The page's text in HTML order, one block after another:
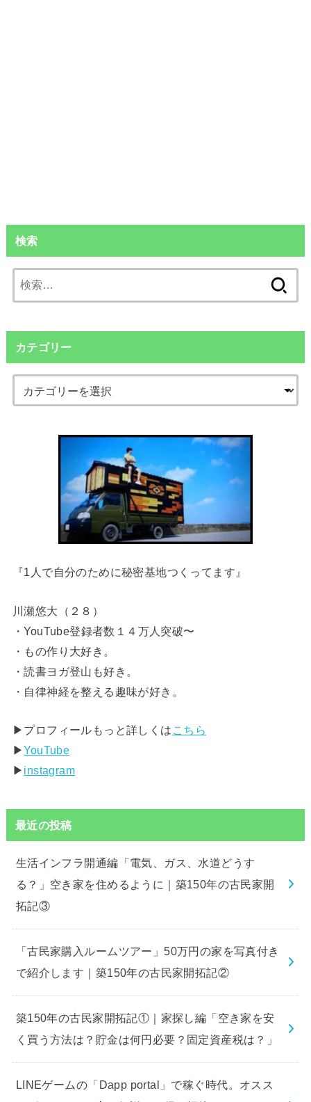
検索
索:
カテゴリー
『1人で自分のために秘密基地つくってます』
川瀬悠大（２８）
・YouTube登録者数１４万人突破〜
・もの作り大好き。
・読書ヨガ登山も好き。
・自律神経を整える趣味が好き。
▶︎プロフィールもっと詳しくは こちら
▶︎YouTube
▶︎ instagram
最近の投稿
生活インフラ開通編「電気、ガス、水道どうす
る？」空き家を住めるように｜築150年の古民家開
拓記③
「古民家購入ルームツアー」50万円の家を写真付き
で紹介します｜築150年の古民家開拓記②
築150年の古民家開拓記①｜家探し編「空き家を安
く買う方法は？貯金は何円必要？固定資産税は？」
LINEゲームの「Dapp portal」で稼ぐ時代。オスス